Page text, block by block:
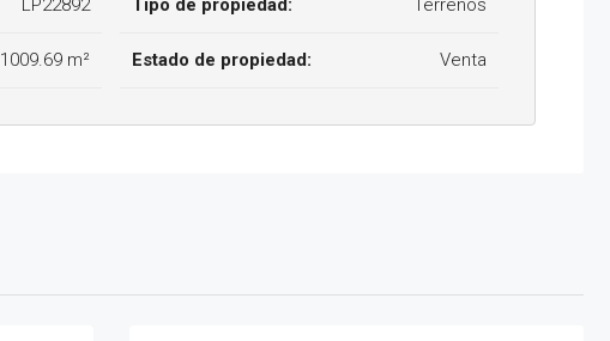
LP22892
1009.69 m²
Tipo de propiedad: Terrenos
Estado de propiedad: Venta